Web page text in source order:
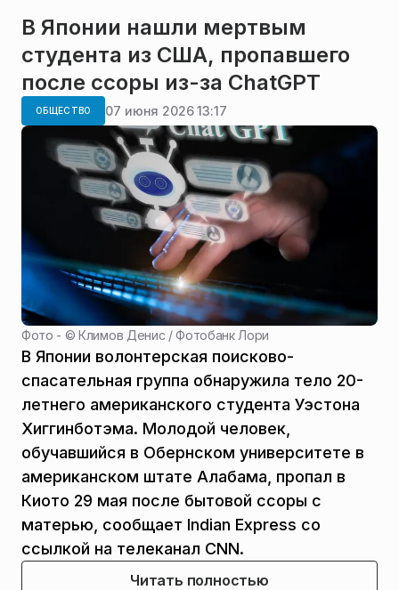
В Японии нашли мертвым
студента из США, пропавшего
после ссоры из-за ChatGPT
ОБЩЕСТВО 07 июня 2026 13:17
Фото - ©Климов Денис / Фотобанк Лори
В Японии волонтерская поисково-
спасательная группа обнаружила тело 20-
летнего американского студента Уэстона
Хиггинботэма. Молодой человек,
обучавшийся в Обернском университете в
американском штате Алабама, пропал в
Киото 29 мая после бытовой ссоры с
матерью, сообщает Indian Express со
ссылкой на телеканал CNN.
Читать полностью